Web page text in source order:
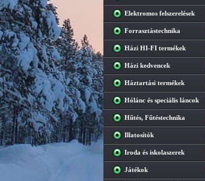
Elektromos felszerelések
Forrasztástechnika
Házi HI-FI termékek
Házi kedvencek
Háztartási termékek
Hólánc és speciális láncok
Hűtés, Fűtéstechnika
Illatosítók
Iroda és iskolaszerek
Játékok